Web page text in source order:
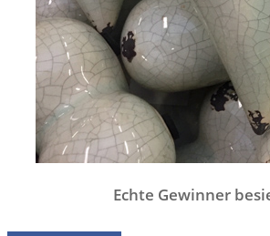
Echte Gewinner